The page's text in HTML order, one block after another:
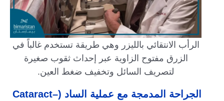
الرأب الانتقائي بالليزر وهي طريقة تستخدم غالباً في
الزرق مفتوح الزاوية عبر إحداث ثقوب صغيرة
لتصريف السائل وتخفيف ضغط العين.
الجراحة المدمجة مع عملية الساد (Cataract–